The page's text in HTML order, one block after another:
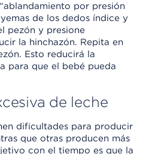
por presión
de los dedos índice y
pezón y presione
la hinchazón. Repita en
Esto reducirá la
para que el bebé pueda
de leche
dificultades para producir
que otras producen más
con el tiempo es que la